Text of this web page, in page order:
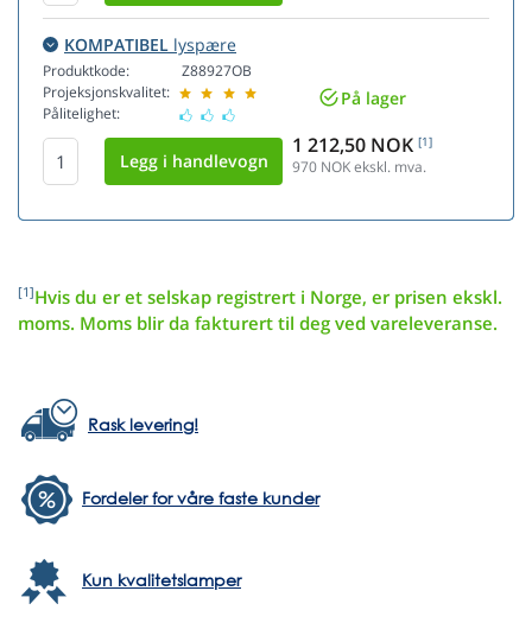
KOMPATIBEL lyspære
Produktkode:
Projeksjonskvalitet:
Pålitelighet:
Z88927OB
På lager
1 212,50 NOK [1]
970 NOK ekskl. mva.
[1]Hvis du er et selskap registrert i Norge, er prisen ekskl.
moms. Moms blir da fakturert til deg ved vareleveranse.
Rask levering!
Fordeler for våre faste kunder
Kun kvalitetslamper